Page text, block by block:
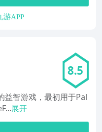
游APP
8.5
益智游戏，最初用于Pal
展开